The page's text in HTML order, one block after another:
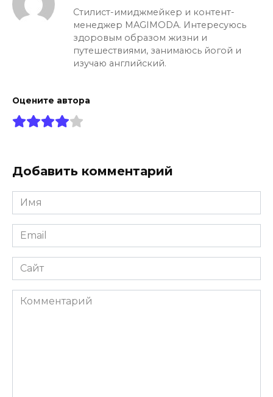
Стилист-имиджмейкер и контент-
менеджер MAGIMODA. Интересуюсь
здоровым образом жизни и
путешествиями, занимаюсь йогой и
изучаю английский.
Оцените автора
Добавить комментарий
Имя
*
Email
*
Сайт
Комментарий